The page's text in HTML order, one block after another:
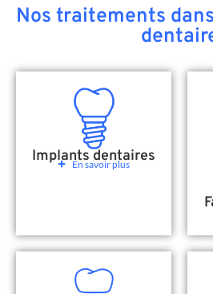
Nos traitements
Implants dentaires
En savoir plus